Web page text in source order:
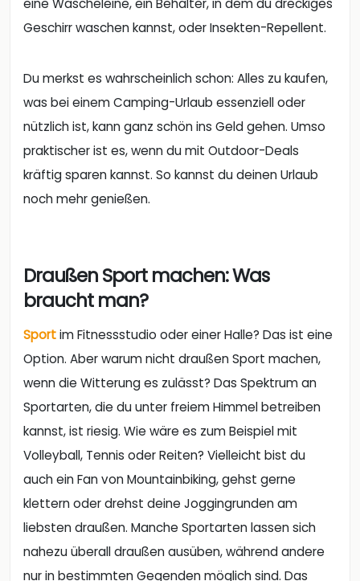
Geschirr waschen kannst, oder Insekten-Repellent.
Du merkst es wahrscheinlich schon: Alles zu kaufen,
was bei einem Camping-Urlaub essenziell oder
nützlich ist, kann ganz schön ins Geld gehen. Umso
praktischer ist es, wenn du mit Outdoor-Deals
kräftig sparen kannst. So kannst du deinen Urlaub
noch mehr genießen.
Draußen Sport machen: Was
braucht man?
Sportim Fitnessstudio oder einer Halle? Das ist eine
Option. Aber warum nicht draußen Sport machen,
wenn die Witterung es zulässt? Das Spektrum an
Sportarten, die du unter freiem Himmel betreiben
kannst, ist riesig. Wie wäre es zum Beispiel mit
Volleyball, Tennis oder Reiten? Vielleicht bist du
auch ein Fan von Mountainbiking, gehst gerne
klettern oder drehst deine Joggingrunden am
liebsten draußen. Manche Sportarten lassen sich
nahezu überall draußen ausüben, während andere
nur in bestimmten Gegenden möglich sind. Das